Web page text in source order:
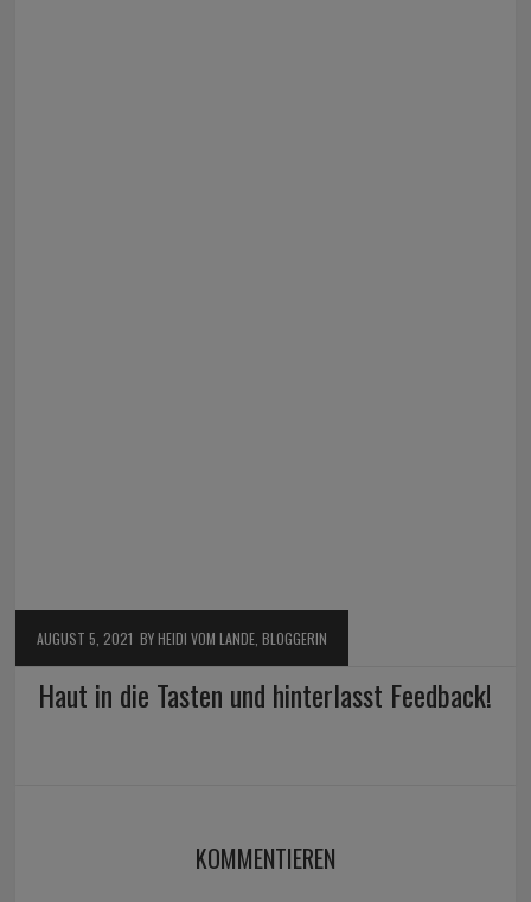
AUGUST 5, 2021 BY HEIDI VOM LANDE, BLOGGERIN
Haut in die Tasten und hinterlasst Feedback!
KOMMENTIEREN